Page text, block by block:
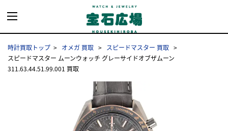
時計買取トップ オメガ 買取
スピードマスター 買取
スピードマスター ムーンウォッチ グレーサイドオブザムーン
311.63.44.51.99.001 買取